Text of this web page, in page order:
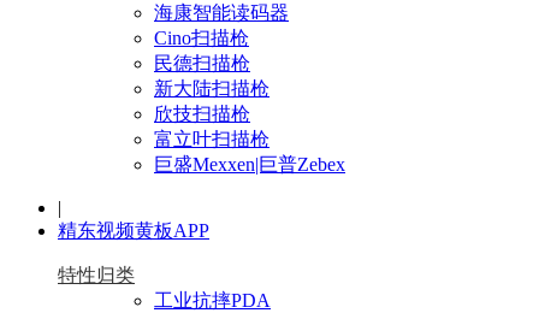
海康智能读码器
Cino扫描枪
民德扫描枪
新大陆扫描枪
欣技扫描枪
富立叶扫描枪
巨盛Mexxen|巨普Zebex
|
精东视频黄板APP
特性归类
工业抗摔PDA